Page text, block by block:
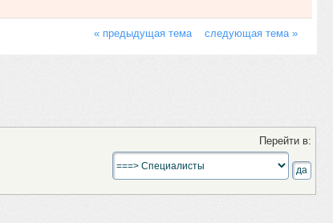
« предыдущая тема следующая тема »
Перейти в: